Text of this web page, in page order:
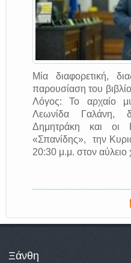
Μία διαφορετική,
παρουσίαση του
Λόγος: Το αρχαίο
Λεωνίδα Γαλάνη,
Δημητράκη και οι
«Σπανίδης», την
20:30 μ.μ. στον
Ξάνθη